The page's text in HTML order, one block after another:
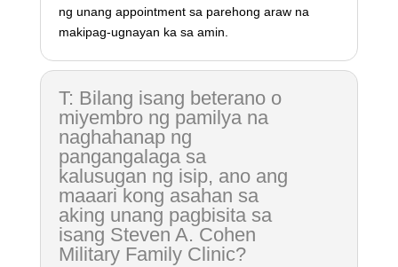
ng unang appointment sa parehong araw na
makipag-ugnayan ka sa amin.
T: Bilang isang beterano o
miyembro ng pamilya na
naghahanap ng
pangangalaga sa
kalusugan ng isip, ano ang
maaari kong asahan sa
aking unang pagbisita sa
isang Steven A. Cohen
Military Family Clinic?